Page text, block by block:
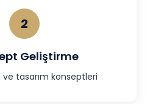
2
Geliştirme
tasarım konseptleri